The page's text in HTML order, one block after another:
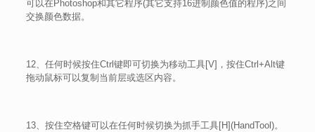
可以在Photoshop和其它程序(其它支持16进制颜色值的程序)之间
交换颜色数据。
12、任何时候按住Ctrl键即可切换为移动工具[V]，按住Ctrl+Alt键
拖动鼠标可以复制当前层或选区内容。
13、按住空格键可以在任何时候切换为抓手工具[H](HandTool)。